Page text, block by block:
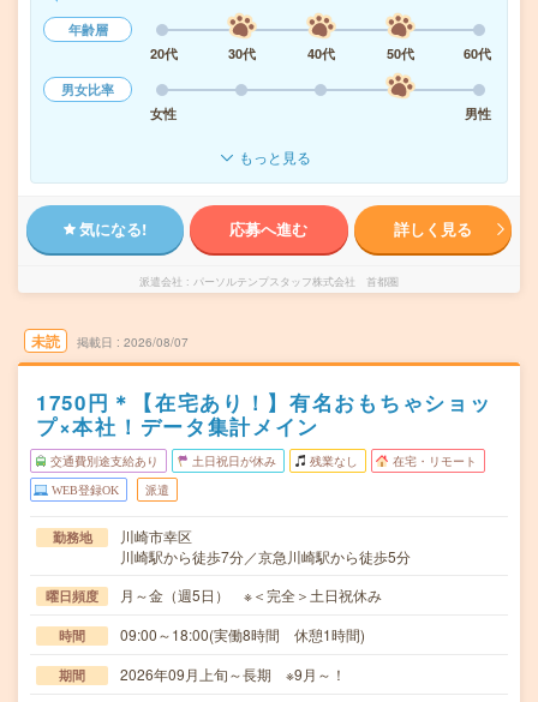
年齢層
20代
30代 40代 50代
60代
男女比率
女性
男性
もっと見る
気になる! 応募へ進む 詳しく見る
派遣会社 パーソルテンプスタッフ株式会社 首都圏
未読 掲載日 2026/08/07
1750円＊【在宅あり！】有名おもちゃショッ
プ×本社！データ集計メイン
交通費別途支給あり 土日祝日が休み 残業なし 在宅・リモート
WEB登録OK 派遣
勤務地
川崎市幸区
川崎駅から徒歩7分／京急川崎駅から徒歩5分
曜日頻度 月～金（週5日） ※＜完全＞土日祝休み
時間 09:00～18:00(実働8時間 休憩1時間)
期間 2026年09月上旬～長期 ※9月～！